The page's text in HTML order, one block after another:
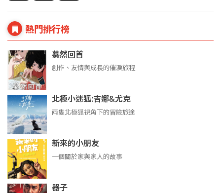
熱門排行榜
驀然回首
創作、友情與成長的催淚旅程
北極小迷狐:吉娜&尤克
兩隻北極狐視角下的冒險旅途
新來的小朋友
一個關於家與家人的故事
器子